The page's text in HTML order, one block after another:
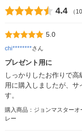
4.4 （
5.0
chi********さん
プレゼント用に
しっかりしたお作りで
用に購入しましたが、
す。
購入商品：ジョンマスター
レー